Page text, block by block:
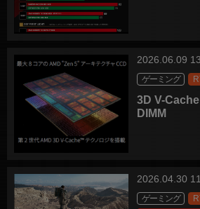
2026.06.09
ゲーミング
3D V-
DIMM
2026.04.30
ゲーミング